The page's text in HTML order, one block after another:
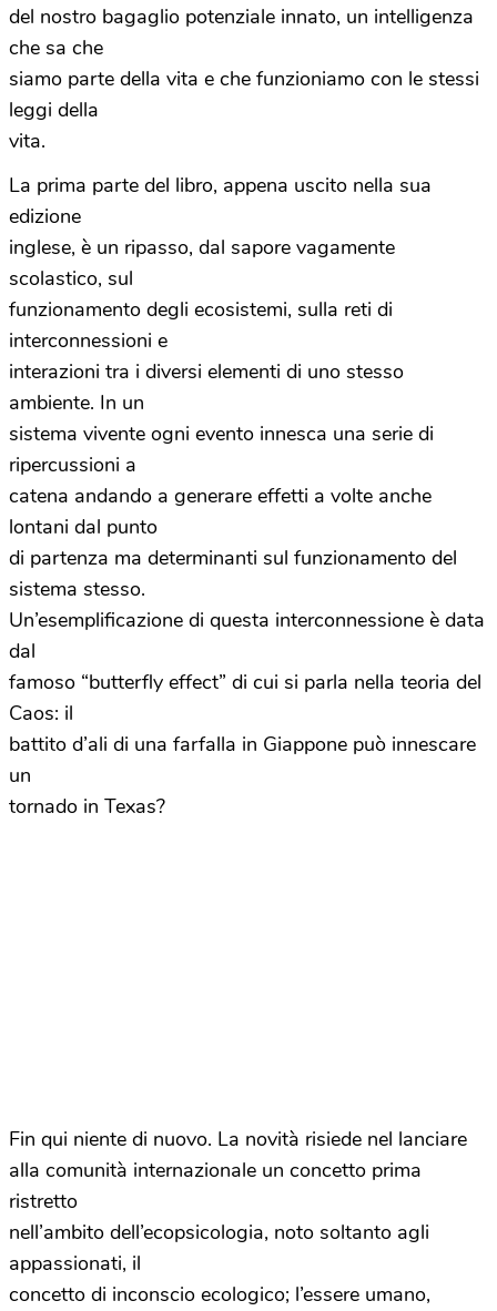
del nostro bagaglio potenziale innato, un intelligenza
che sa che
siamo parte della vita e che funzioniamo con le stessi
leggi della
vita.
La prima parte del libro, appena uscito nella sua
edizione
inglese, è un ripasso, dal sapore vagamente
scolastico, sul
funzionamento degli ecosistemi, sulla reti di
interconnessioni e
interazioni tra i diversi elementi di uno stesso
ambiente. In un
sistema vivente ogni evento innesca una serie di
ripercussioni a
catena andando a generare effetti a volte anche
lontani dal punto
di partenza ma determinanti sul funzionamento del
sistema stesso.
Un’esemplificazione di questa interconnessione è data
dal
famoso “butterfly effect” di cui si parla nella teoria del
Caos: il
battito d’ali di una farfalla in Giappone può innescare
un
tornado in Texas?
Fin qui niente di nuovo. La novità risiede nel lanciare
alla comunità internazionale un concetto prima
ristretto
nell’ambito dell’ecopsicologia, noto soltanto agli
appassionati, il
concetto di inconscio ecologico; l’essere umano,